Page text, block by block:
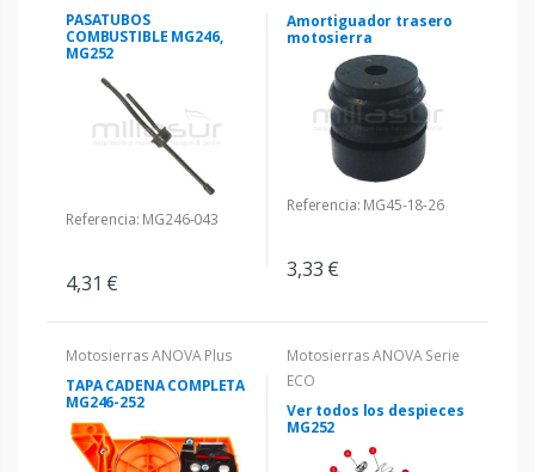
PASATUBOS
COMBUSTIBLE MG246,
MG252
Referencia: MG246-043
4,31 €
Amortiguador trasero
motosierra
Referencia: MG45-18-26
3,33 €
Motosierras ANOVA Plus
TAPA CADENA COMPLETA
MG246-252
Motosierras ANOVA Serie
ECO
Ver todos los despieces
MG252